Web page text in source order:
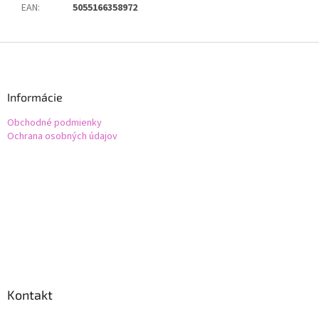
EAN: 5055166358972
Informácie
Obchodné podmienky
Ochrana osobných údajov
Kontakt